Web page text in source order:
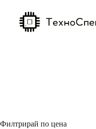
content
Филтрирай по цена